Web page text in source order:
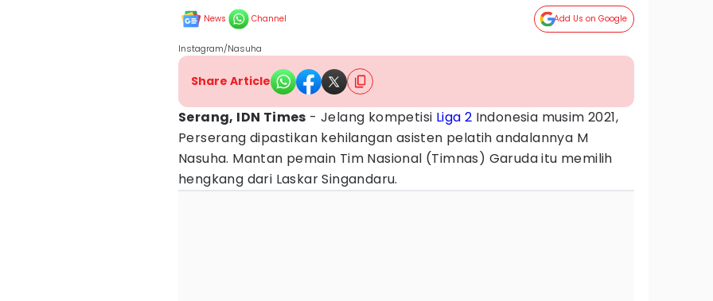
News Channel Add Us on Google
Instagram/Nasuha
Share Article
Serang, IDN Times - Jelang kompetisi Liga 2 Indonesia musim 2021,
Perserang dipastikan kehilangan asisten pelatih andalannya M
Nasuha. Mantan pemain Tim Nasional (Timnas) Garuda itu memilih
hengkang dari Laskar Singandaru.